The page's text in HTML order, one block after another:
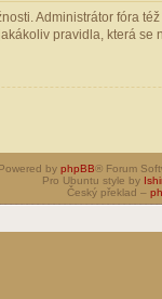
Administrátor fóra
pravidla, která se
Powered by phpBB® Forum
Pro Ubuntu style by
Český překlad –